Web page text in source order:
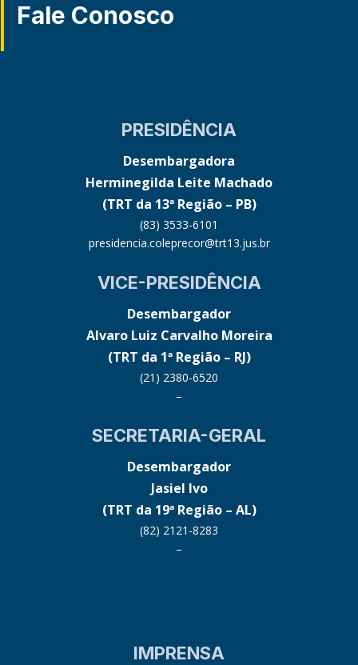
Fale Conosco
PRESIDÊNCIA
Desembargadora
Herminegilda Leite Machado
(TRT da 13ª Região – PB)
(83) 3533-6101
presidencia.coleprecor@trt13.jus.br
VICE-PRESIDÊNCIA
Desembargador
Alvaro Luiz Carvalho Moreira
(TRT da 1ª Região – RJ)
(21) 2380-6520
–
SECRETARIA-GERAL
Desembargador
Jasiel Ivo
(TRT da 19ª Região – AL)
(82) 2121-8283
–
IMPRENSA